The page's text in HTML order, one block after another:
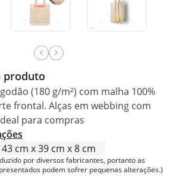
produto
(180 g/m²) com malha 100%
frontal. Alças em webbing com
para compras
43 cm x 39 cm x 8 cm
por diversos fabricantes, portanto as
podem sofrer pequenas alterações.)